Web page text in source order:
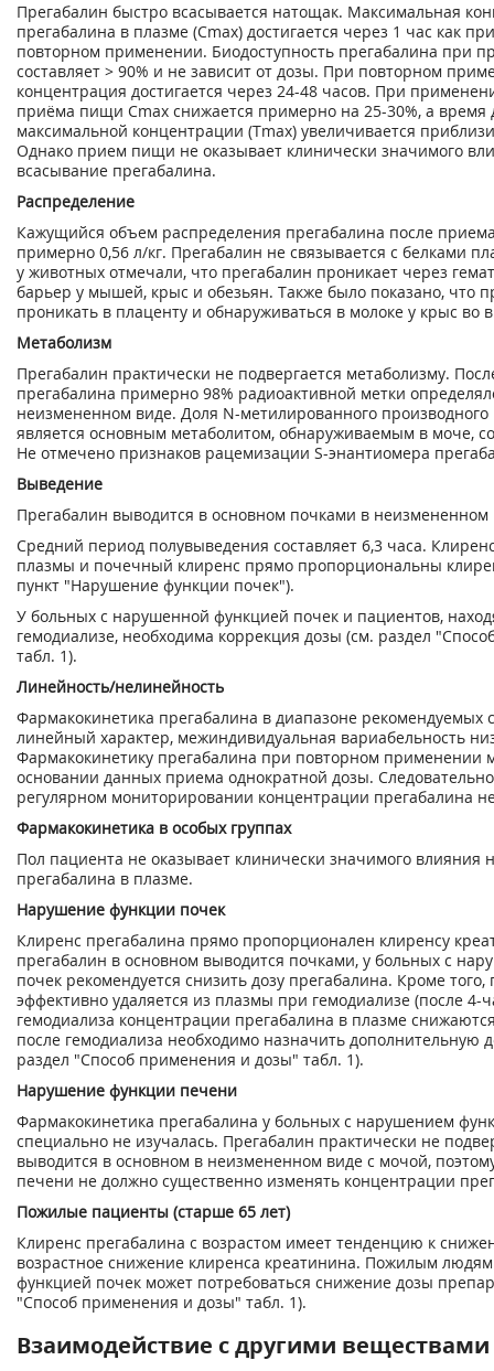
Прегабалин быстро всасывается натощак. Максимальная
прегабалина в плазме (Сmах) достигается через 1 час как
повторном применении. Биодоступность прегабалина при
составляет > 90% и не зависит от дозы. При повторном
концентрация достигается через 24-48 часов. При
приёма пищи Сmax снижается примерно на 25-30%, а время
максимальной концентрации (Тmax) увеличивается
Однако прием пищи не оказывает клинически значимого
всасывание прегабалина.
Распределение
Кажущийся объем распределения прегабалина после приема
примерно 0,56 л/кг. Прегабалин не связывается с белками
у животных отмечали, что прегабалин проникает через
барьер у мышей, крыс и обезьян. Также было показано, что
проникать в плаценту и обнаруживаться в молоке у крыс во
Метаболизм
Прегабалин практически не подвергается метаболизму.
прегабалина примерно 98% радиоактивной метки
неизмененном виде. Доля N-метилированного
является основным метаболитом, обнаруживаемым в моче,
Не отмечено признаков рацемизации S-энантиомера
Выведение
Прегабалин выводится в основном почками в неизмененном
Средний период полувыведения составляет 6,3 часа.
плазмы и почечный клиренс прямо пропорциональны
пункт "Нарушение функции почек").
У больных с нарушенной функцией почек и пациентов,
гемодиализе, необходима коррекция дозы (см. раздел
табл. 1).
Линейность/нелинейность
Фармакокинетика прегабалина в диапазоне рекомендуемых
линейный характер, межиндивидуальная вариабельность
Фармакокинетику прегабалина при повторном применении
основании данных приема однократной дозы.
регулярном мониторировании концентрации прегабалина
Фармакокинетика в особых группах
Пол пациента не оказывает клинически значимого влияния
прегабалина в плазме.
Нарушение функции почек
Клиренс прегабалина прямо пропорционален клиренсу
прегабалин в основном выводится почками, у больных с
почек рекомендуется снизить дозу прегабалина. Кроме того,
эффективно удаляется из плазмы при гемодиализе (после 4-
гемодиализа концентрации прегабалина в плазме
после гемодиализа необходимо назначить дополнительную
раздел "Способ применения и дозы" табл. 1).
Нарушение функции печени
Фармакокинетика прегабалина у больных с нарушением
специально не изучалась. Прегабалин практически не
выводится в основном в неизмененном виде с мочой,
печени не должно существенно изменять концентрации
Пожилые пациенты (старше 65 лет)
Клиренс прегабалина с возрастом имеет тенденцию к
возрастное снижение клиренса креатинина. Пожилым
функцией почек может потребоваться снижение дозы
"Способ применения и дозы" табл. 1).
Взаимодействие с другими веществами